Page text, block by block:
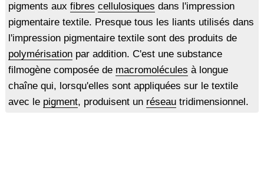
pigments aux fibres cellulosiques dans l'impression
pigmentaire textile. Presque tous les liants utilisés dans
l'impression pigmentaire textile sont des produits de
polymérisationpar addition. C'est une substance
filmogène composée de macromolécules à longue
chaîne qui, lorsqu'elles sont appliquées sur le textile
avec le pigment, produisent un réseautridimensionnel.